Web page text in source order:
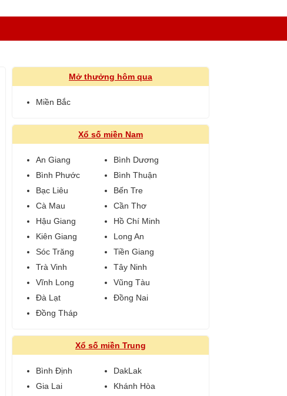
Mở thưởng hôm qua
Miền Bắc
Xổ số miền Nam
An Giang
Bình Dương
Bình Phước
Bình Thuận
Bạc Liêu
Bến Tre
Cà Mau
Cần Thơ
Hậu Giang
Hồ Chí Minh
Kiên Giang
Long An
Sóc Trăng
Tiền Giang
Trà Vinh
Tây Ninh
Vĩnh Long
Vũng Tàu
Đà Lạt
Đồng Nai
Đồng Tháp
Xổ số miền Trung
Bình Định
DakLak
Gia Lai
Khánh Hòa